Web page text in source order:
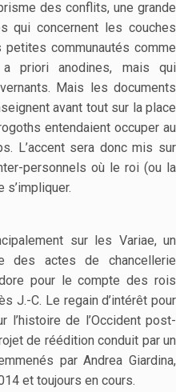
des conflits, une grande
qui concernent les couches
communautés comme
priori anodines, mais qui
Mais les documents
avant tout sur la place
entendaient occuper au
L’accent sera donc mis sur
personnels où le roi (ou la
sur les Variae, un
des actes de chancellerie
pour le compte des rois
J.-C. Le regain d’intérêt pour
l’histoire de l’Occident post-
de réédition conduit par un
par Andrea Giardina,
et toujours en cours.